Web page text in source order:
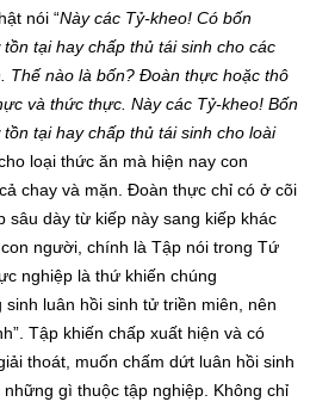
nói “Này các Tỷ-kheo! Có bốn
tại hay chấp thủ tái sinh cho các
Thế nào là bốn? Đoàn thực hoặc thô
và thức thực. Này các Tỷ-kheo! Bốn
tại hay chấp thủ tái sinh cho loài
loại thức ăn mà hiện nay con
chay và mặn. Đoàn thực chỉ có ở cõi
sâu dày từ kiếp này sang kiếp khác
người, chính là Tập nói trong Tứ
nghiệp là thứ khiến chúng
luân hồi sinh tử triền miên, nên
Tập khiến chấp xuất hiện và có
thoát, muốn chấm dứt luân hồi sinh
gì thuộc tập nghiệp. Không chỉ